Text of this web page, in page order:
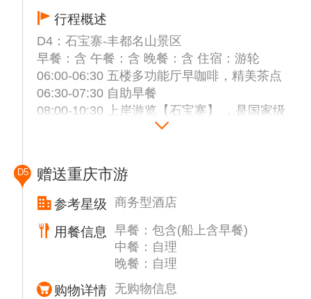
船机自费更改为三峡竹海自费180元/人，其余
行程安排不变。
备注：升船机以及中餐具体时间导游根据具体
游览时间调整
温馨提示： 因升船机于8月25日开始计划性停
航检修，工期不超过35天，在检修期间将从升
船机自费更改为三峡竹海自费180元/人，其余
游览时间调整！
备注：此天安排以实际船上安排为准，每日流
程表一般会放在房间里，如有不明白的请第一
时间到船上服务总台咨询确认。岸上景点由船
上工作人员带领队参观，每天带队的人员不一
定一样，以房间号为单位，在指定时间大厅指
夹江而立，宽度不足百米，素有“夔门天下
雄”之称；
15:30-17:30 游览国家5A【白帝城风景区】
（代售252元/人）白帝城坐落在奉节县东部瞿
塘峡西口的白帝山上，因三国时期刘备讨伐东
吴兵败，白帝城托孤而闻名于世；
18:30-19:30 自助晚餐
备注：当天行程游览发生在长江三峡第二段和
的神女峰，巫山十二峰等船观景区，游船会在
行驶的过程中广播通知我们尊贵的贵宾上游船
观光甲板观赏以及广播讲解！
提示：上下游船请看清脚下，注意安全，船上
行程概述
D4：石宝寨-丰都名山景区
早餐：含 午餐：含 晚餐：含 住宿：游轮
06:00-06:30 五楼多功能厅早咖啡，精美茶点
06:30-07:30 自助早餐
08:00-10:30 上岸游览【石宝寨】 ，是国家级
文物保护单位，国家4A级旅游景区。石宝寨
为"江上明珠"。距忠县城45千米，此处临江有
一俯高十多丈，陡壁孤峰拔起的巨石，相传为
女娲补天所遗的一尊五彩石，故称"石宝"。此
石形如玉印，又名"玉印山"。明末谭宏起义，
自称"武陵王"，据此为寨，"石宝寨"名由此而
15:00- 18：00 游览4A级【丰都鬼城景区】
D5 赠送重庆市游
参考星级 商务型酒店
用餐信息
早餐：包含(船上含早餐)
中餐：自理
晚餐：自理
购物详情 无购物信息